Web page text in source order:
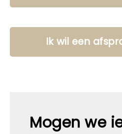
Ik wil een
Mogen we